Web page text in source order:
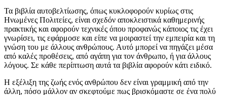
Τα βιβλία αυτοβελτίωσης, όπως κυκλοφορούν κυρίως στις
Ηνωμένες Πολιτείες, είναι σχεδόν αποκλειστικά καθημερινής
πρακτικής και αφορούν τεχνικές όπου προφανώς κάποιος τις έχει
γνωρίσει, τις εφάρμοσε και είπε να μοιραστεί την εμπειρία και τη
γνώση του με άλλους ανθρώπους. Αυτό μπορεί να πηγάζει μέσα
από καλές προθέσεις, από αγάπη για τον άνθρωπο, ή για άλλους
λόγους. Σε κάθε περίπτωση αυτά τα βιβλία αφορούν κάτι ειδικό.
Η εξέλιξη της ζωής ενός ανθρώπου δεν είναι γραμμική από την
άλλη, πόσο μάλλον αν σκεφτούμε πως βρισκόμαστε σε ένα πολύ